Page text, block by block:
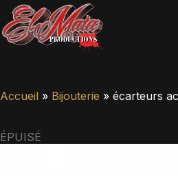
Accueil » Bijouterie » écarteurs
ÉPUISÉ